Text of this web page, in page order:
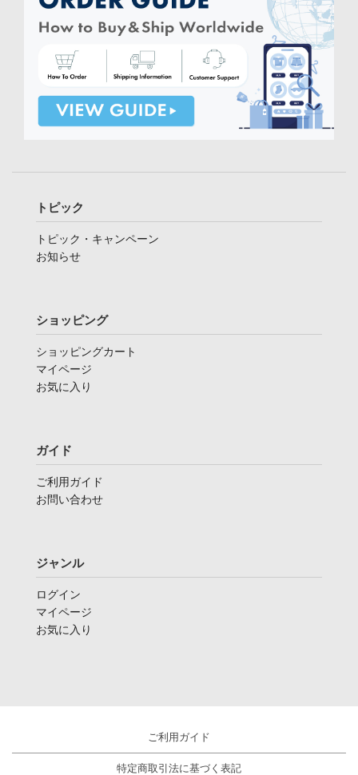
トピック
トピック・キャンペーン
お知らせ
ショッピング
ショッピングカート
マイページ
お気に入り
ガイド
ご利用ガイド
お問い合わせ
ジャンル
ログイン
マイページ
お気に入り
ご利用ガイド
特定商取引法に基づく表記